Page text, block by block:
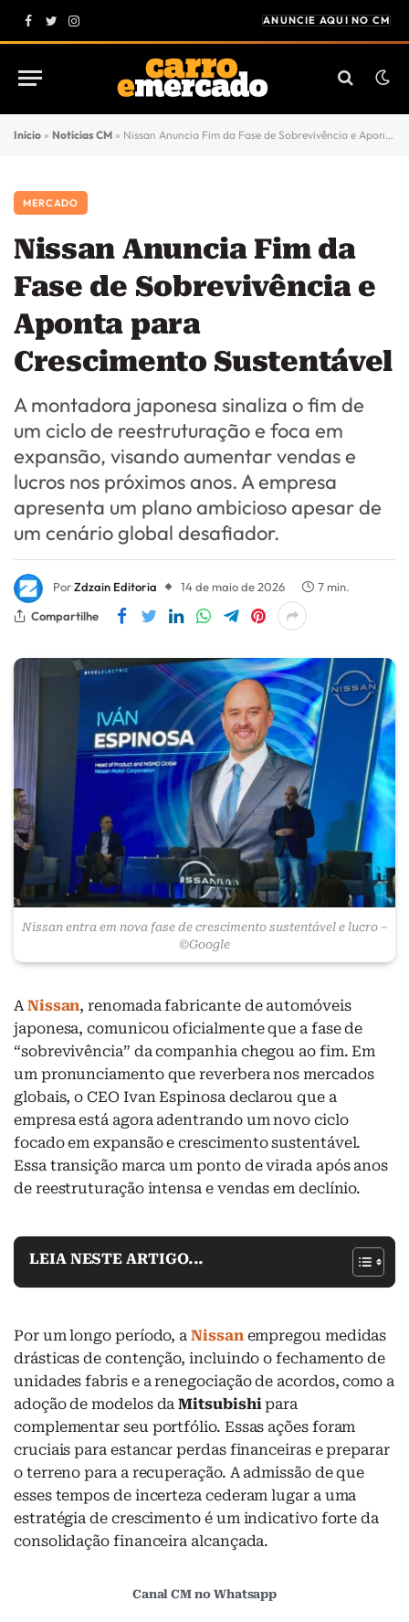
Facebook
Twitter
Instagram
ANUNCIE AQUI NO CM
Início » Notícias CM » Nissan Anuncia Fim da Fase de Sobrevivência e Aponta para Crescimento Sustentável
MERCADO
Nissan Anuncia Fim da
Fase de Sobrevivência e
Aponta para
Crescimento Sustentável
A montadora japonesa sinaliza o fim de
um ciclo de reestruturação e foca em
expansão, visando aumentar vendas e
lucros nos próximos anos. A empresa
apresenta um plano ambicioso apesar de
um cenário global desafiador.
PorZdzain Editoria 14 de maio de 2026
7 min.
Compartilhe
Nissan entra em nova fase de crescimento sustentável e lucro –
©Google
A Nissan, renomada fabricante de automóveis
japonesa, comunicou oficialmente que a fase de
“sobrevivência” da companhia chegou ao fim. Em
um pronunciamento que reverbera nos mercados
globais, o CEO Ivan Espinosa declarou que a
empresa está agora adentrando um novo ciclo
focado em expansão e crescimento sustentável.
Essa transição marca um ponto de virada após anos
de reestruturação intensa e vendas em declínio.
LEIA NESTE ARTIGO...
Por um longo período, aNissanempregou medidas
drásticas de contenção, incluindo o fechamento de
unidades fabris e a renegociação de acordos, como a
adoção de modelos daMitsubishi para
complementar seu portfólio. Essas ações foram
cruciais para estancar perdas financeiras e preparar
o terreno para a recuperação. A admissão de que
esses tempos de incerteza cederam lugar a uma
estratégia de crescimento é um indicativo forte da
consolidação financeira alcançada.
Canal CM no Whatsapp